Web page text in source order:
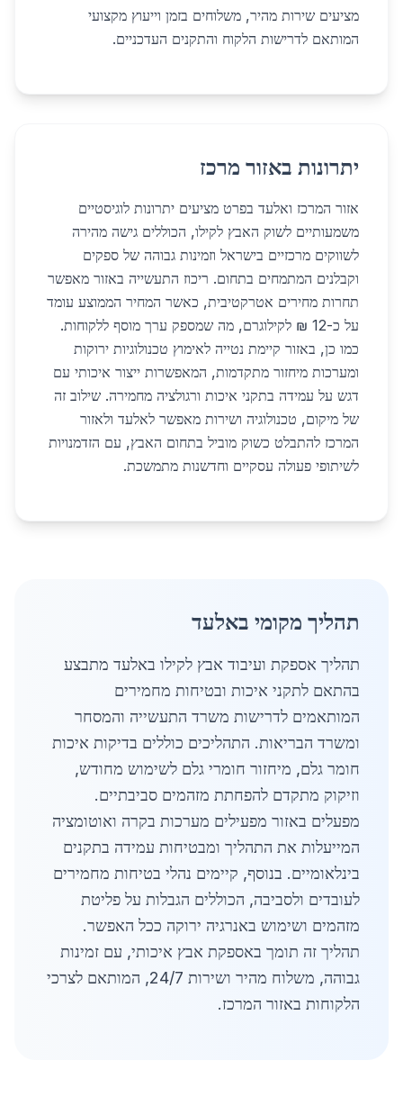
מציעים שירות מהיר, משלוחים בזמן וייעוץ מקצועי
המותאם לדרישות הלקוח והתקנים העדכניים.
יתרונות באזור מרכז
אזור המרכז ואלעד בפרט מציעים יתרונות לוגיסטיים
משמעותיים לשוק האבץ לקילו, הכוללים גישה מהירה
לשווקים מרכזיים בישראל וזמינות גבוהה של ספקים
וקבלנים המתמחים בתחום. ריכוז התעשייה באזור מאפשר
תחרות מחירים אטרקטיבית, כאשר המחיר הממוצע עומד
על כ-12 ₪ לקילוגרם, מה שמספק ערך מוסף ללקוחות.
כמו כן, באזור קיימת נטייה לאימוץ טכנולוגיות ירוקות
ומערכות מיחזור מתקדמות, המאפשרות ייצור איכותי עם
דגש על עמידה בתקני איכות ורגולציה מחמירה. שילוב זה
של מיקום, טכנולוגיה ושירות מאפשר לאלעד ולאזור
המרכז להתבלט כשוק מוביל בתחום האבץ, עם הזדמנויות
לשיתופי פעולה עסקיים וחדשנות מתמשכת.
תהליך מקומי באלעד
תהליך אספקת ועיבוד אבץ לקילו באלעד מתבצע
בהתאם לתקני איכות ובטיחות מחמירים
המותאמים לדרישות משרד התעשייה והמסחר
ומשרד הבריאות. התהליכים כוללים בדיקות איכות
חומר גלם, מיחזור חומרי גלם לשימוש מחודש,
וזיקוק מתקדם להפחתת מזהמים סביבתיים.
מפעלים באזור מפעילים מערכות בקרה ואוטומציה
המייעלות את התהליך ומבטיחות עמידה בתקנים
בינלאומיים. בנוסף, קיימים נהלי בטיחות מחמירים
לעובדים ולסביבה, הכוללים הגבלות על פליטת
מזהמים ושימוש באנרגיה ירוקה ככל האפשר.
תהליך זה תומך באספקת אבץ איכותי, עם זמינות
גבוהה, משלוח מהיר ושירות 24/7, המותאם לצרכי
הלקוחות באזור המרכז.